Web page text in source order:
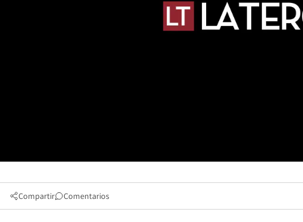
Compartir Comentarios